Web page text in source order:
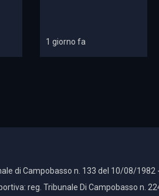
1 giorno fa
di Campobasso n. 133 del 10/08/1982
reg. Tribunale Di Campobasso n.